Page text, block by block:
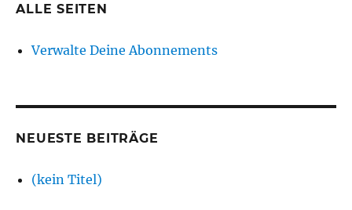
ALLE SEITEN
Verwalte Deine Abonnements
NEUESTE BEITRÄGE
(kein Titel)